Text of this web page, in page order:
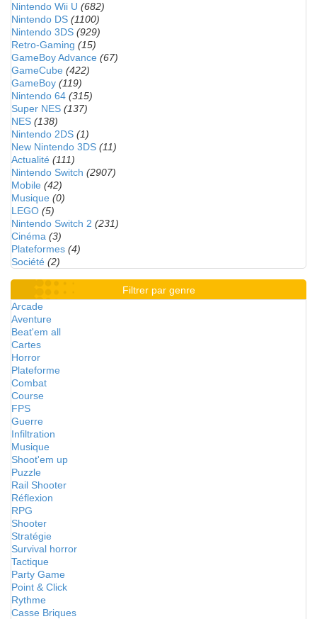
Nintendo Wii U (682)
Nintendo DS (1100)
Nintendo 3DS (929)
Retro-Gaming (15)
GameBoy Advance (67)
GameCube (422)
GameBoy (119)
Nintendo 64 (315)
Super NES (137)
NES (138)
Nintendo 2DS (1)
New Nintendo 3DS (11)
Actualité (111)
Nintendo Switch (2907)
Mobile (42)
Musique (0)
LEGO (5)
Nintendo Switch 2 (231)
Cinéma (3)
Plateformes (4)
Société (2)
Filtrer par genre
Arcade
Aventure
Beat'em all
Cartes
Horror
Plateforme
Combat
Course
FPS
Guerre
Infiltration
Musique
Shoot'em up
Puzzle
Rail Shooter
Réflexion
RPG
Shooter
Stratégie
Survival horror
Tactique
Party Game
Point & Click
Rythme
Casse Briques